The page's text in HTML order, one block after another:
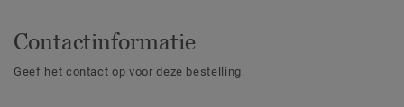
Contactinformatie
Geef het contact op voor deze bestelling.